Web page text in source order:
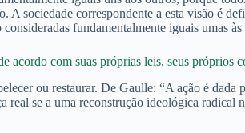
sociedade correspondente a esta visão é
fundamentalmente iguais umas
acordo com suas próprias leis, seus
ou restaurar. De Gaulle: “A ação é
real se a uma reconstrução ideológica radical